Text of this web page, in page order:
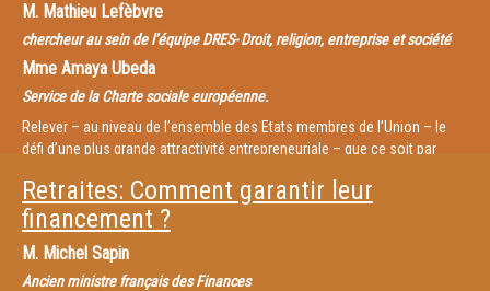
M. Mathieu Lefèbvre
chercheur au sein de l’équipe DRES- Droit, religion, entreprise et société
Mme Amaya Ubeda
Service de la Charte sociale européenne.
Relever – au niveau de l’ensemble des Etats membres de l’Union – le
défi d’une plus grande attractivité entrepreneuriale – que ce soit par
véritablement réussir sans prendre en compte la nécessité d’adopter
progressivement un socle social commun, faute de quoi tout effet
positif d’une harmonisation fiscale européenne serait fragilisé (pour les
Etats dotés des meilleurs systèmes de protection sociale et salariale)
par une concurrence de leurs homologues les «moins avancés » en ce
Retraites: Comment garantir leur
financement ?
M. Michel Sapin
Ancien ministre français des Finances